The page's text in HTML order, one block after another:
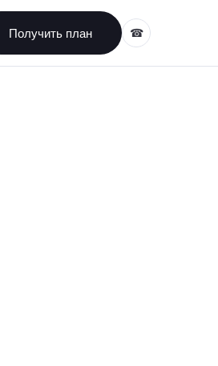
Получить план ☎